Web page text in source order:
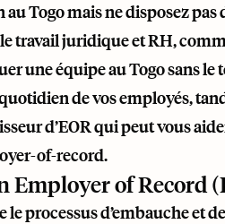
Togo mais ne disposez
travail juridique et RH,
une équipe au Togo sans le
de vos employés,
d’EOR qui peut vous
of-record.
of Record
processus d’embauche et